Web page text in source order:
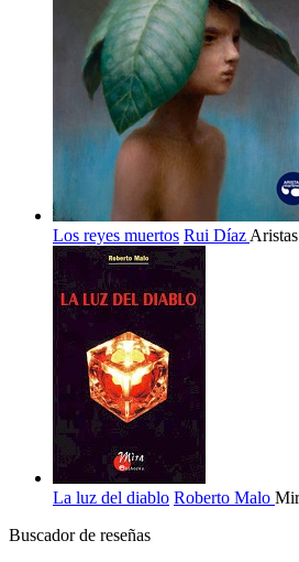
Los reyes muertos Rui Díaz
La luz del diablo Roberto Malo
Buscador de reseñas